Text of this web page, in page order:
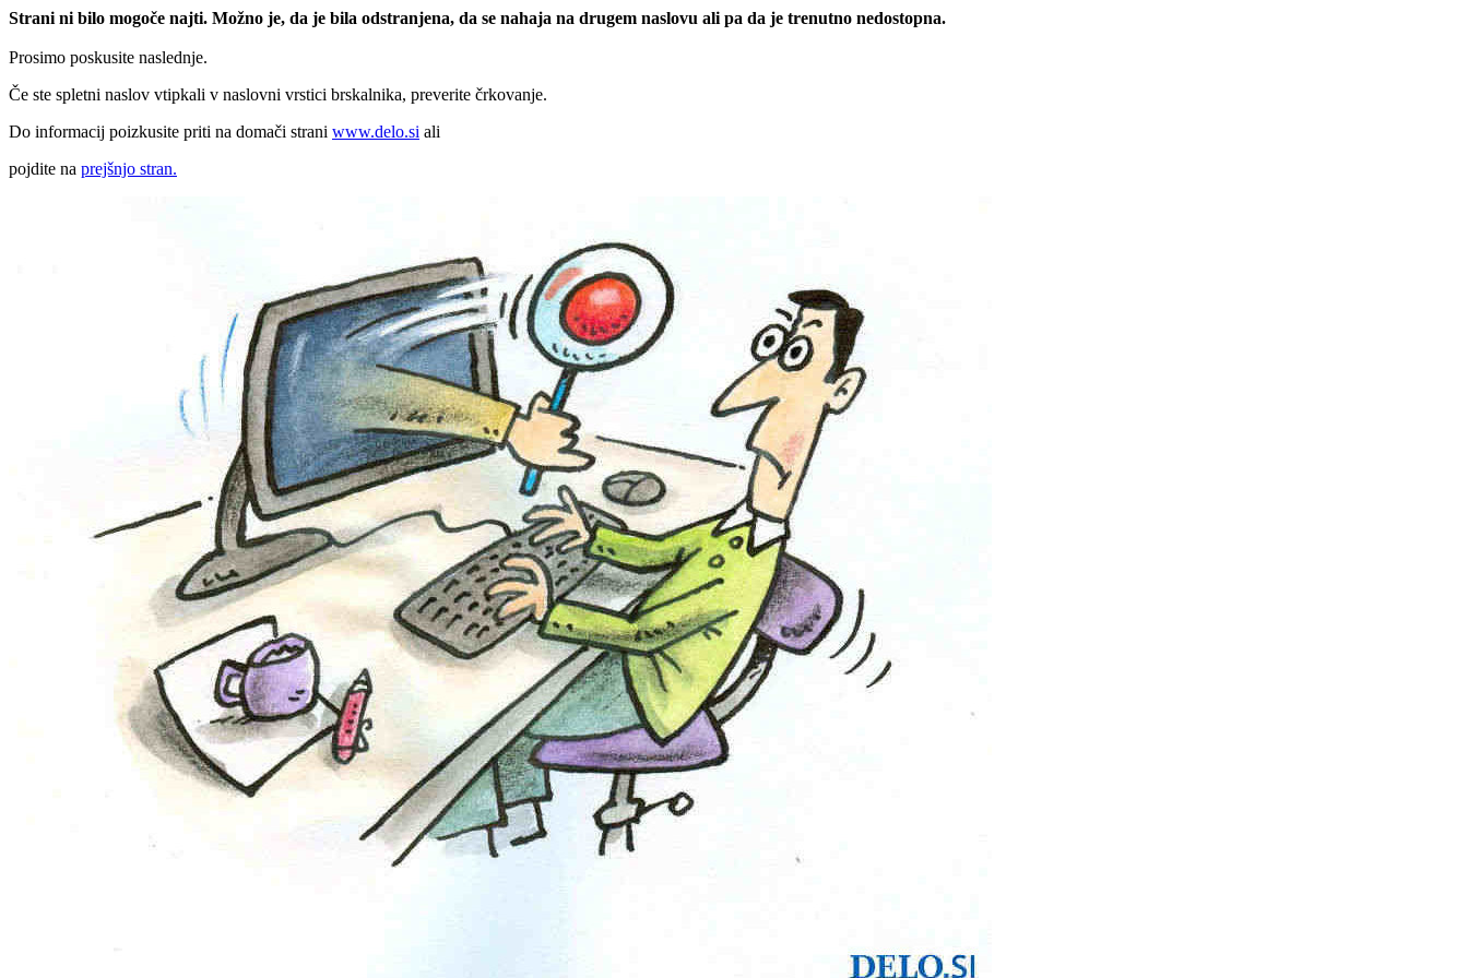
Strani ni bilo mogoče najti. Možno je, da je bila odstranjena, da se nahaja na drugem naslovu ali pa da je trenutno nedostopna.
Prosimo poskusite naslednje.
Če ste spletni naslov vtipkali v naslovni vrstici brskalnika, preverite črkovanje.
Do informacij poizkusite priti na domači strani www.delo.si ali
pojdite na prejšnjo stran.